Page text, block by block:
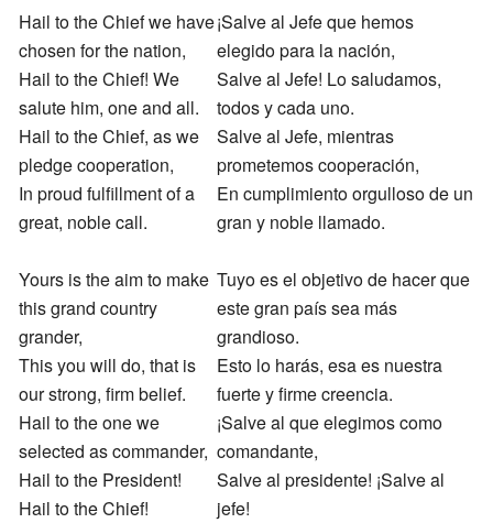
Hail to the Chief we have
chosen for the nation,
Hail to the Chief! We
salute him, one and all.
Hail to the Chief, as we
pledge cooperation,
In proud fulfillment of a
great, noble call.
Yours is the aim to make
this grand country
grander,
This you will do, that is
our strong, firm belief.
Hail to the one we
selected as commander,
Hail to the President!
Hail to the Chief!
¡Salve al Jefe que hemos
elegido para la nación,
Salve al Jefe! Lo saludamos,
todos y cada uno.
Salve al Jefe, mientras
prometemos cooperación,
En cumplimiento orgulloso de un
gran y noble llamado.
Tuyo es el objetivo de hacer que
este gran país sea más
grandioso.
Esto lo harás, esa es nuestra
fuerte y firme creencia.
¡Salve al que elegimos como
comandante,
Salve al presidente! ¡Salve al
jefe!